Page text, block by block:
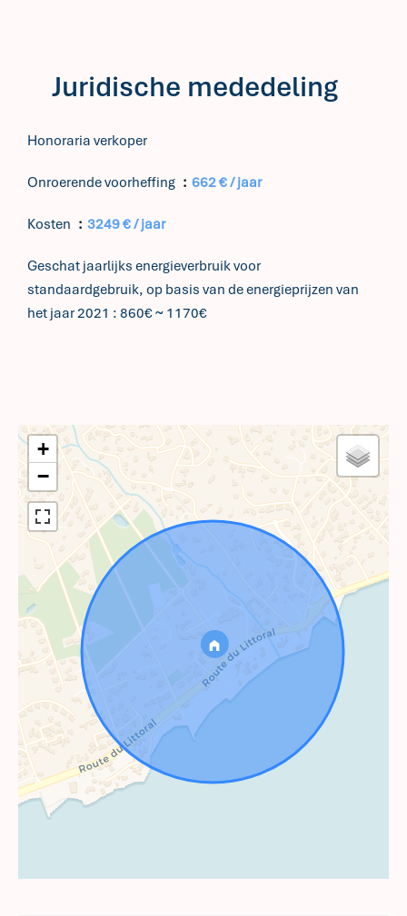
Juridische mededeling
Honoraria verkoper
Onroerende voorheffing 662 € / jaar
Kosten 3249 € / jaar
Geschat jaarlijks energieverbruik voor
standaardgebruik, op basis van de energieprijzen van
het jaar 2021 : 860€ ~ 1170€
+
−